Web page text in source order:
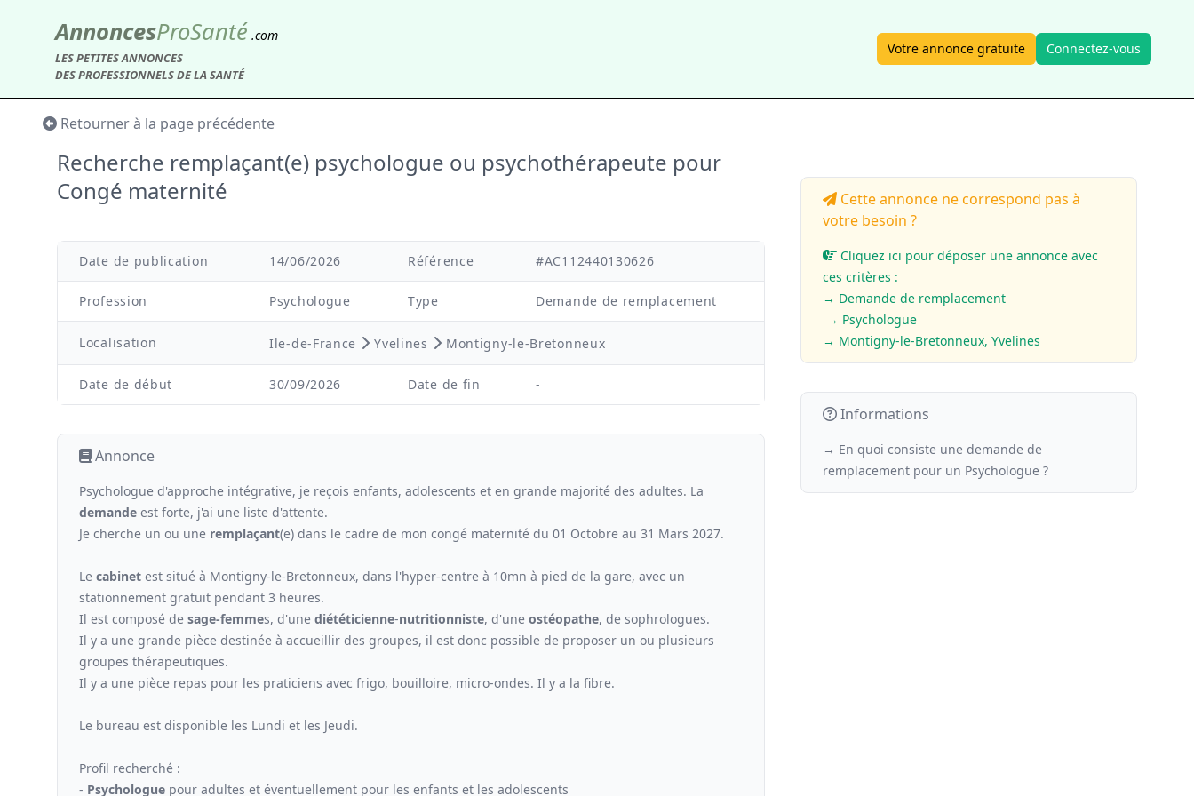
AnnoncesProSanté .com
LES PETITES ANNONCES
DES PROFESSIONNELS DE LA SANTÉ
Votre annonce gratuite Connectez-vous
Retourner à la page précédente
Recherche remplaçant(e) psychologue ou psychothérapeute pour
Congé maternité
Date de publication 14/06/2026 Référence #AC112440130626
Profession Psychologue Type Demande de remplacement
Localisation Ile-de-France Yvelines Montigny-le-Bretonneux
Date de début 30/09/2026 Date de fin -
Annonce
Psychologue d'approche intégrative, je reçois enfants, adolescents et en grande majorité des adultes. La
demande est forte, j'ai une liste d'attente.
Je cherche un ou une remplaçant(e) dans le cadre de mon congé maternité du 01 Octobre au 31 Mars 2027.
Le cabinet est situé à Montigny-le-Bretonneux, dans l'hyper-centre à 10mn à pied de la gare, avec un
stationnement gratuit pendant 3 heures.
Il est composé de sage-femmes, d'une diététicienne-nutritionniste, d'une ostéopathe, de sophrologues.
Il y a une grande pièce destinée à accueillir des groupes, il est donc possible de proposer un ou plusieurs
groupes thérapeutiques.
Il y a une pièce repas pour les praticiens avec frigo, bouilloire, micro-ondes. Il y a la fibre.
Le bureau est disponible les Lundi et les Jeudi.
Profil recherché :
- Psychologue pour adultes et éventuellement pour les enfants et les adolescents
Cette annonce ne correspond pas à
votre besoin ?
Cliquez ici pour déposer une annonce avec
ces critères :
→ Demande de remplacement
→ Psychologue
→ Montigny-le-Bretonneux, Yvelines
Informations
→ En quoi consiste une demande de
remplacement pour un Psychologue ?